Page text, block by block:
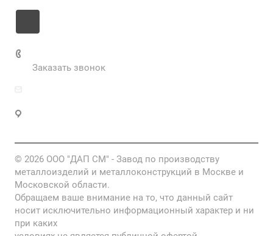
Заказать звонок
© 2026 ООО "ДАП СМ" - Завод по производству
металлоизделий и металлоконструкций в Москве и
Московской области.
Обращаем ваше внимание на то, что данный сайт
носит исключительно информационный характер и ни
при каких